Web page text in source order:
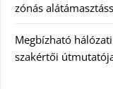
zónás
Megbízható
szakértői